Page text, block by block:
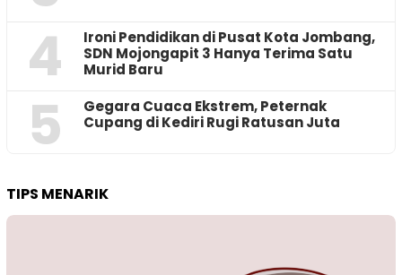
4
Ironi Pendidikan di Pusat Kota Jombang,
SDN Mojongapit 3 Hanya Terima Satu
Murid Baru
5
‎Gegara Cuaca Ekstrem, Peternak
Cupang di Kediri Rugi Ratusan Juta
TIPS MENARIK